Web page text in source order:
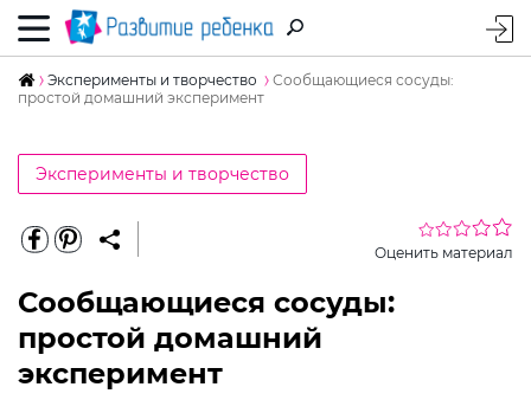
Эксперименты и творчество
Сообщающиеся сосуды:
простой домашний эксперимент
Эксперименты и творчество
Оценить материал
Сообщающиеся сосуды:
простой домашний
эксперимент